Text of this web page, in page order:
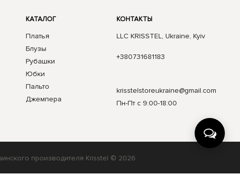
КАТАЛОГ
Платья
Блузы
Рубашки
Юбки
Пальто
Джемпера
КОНТАКТЫ
LLC KRISSTEL, Ukraine, Kyiv
+380731681183
krisstelstoreukraine@gmail.com
Пн-Пт с 9:00-18:00
производителя Krisstel © 2026